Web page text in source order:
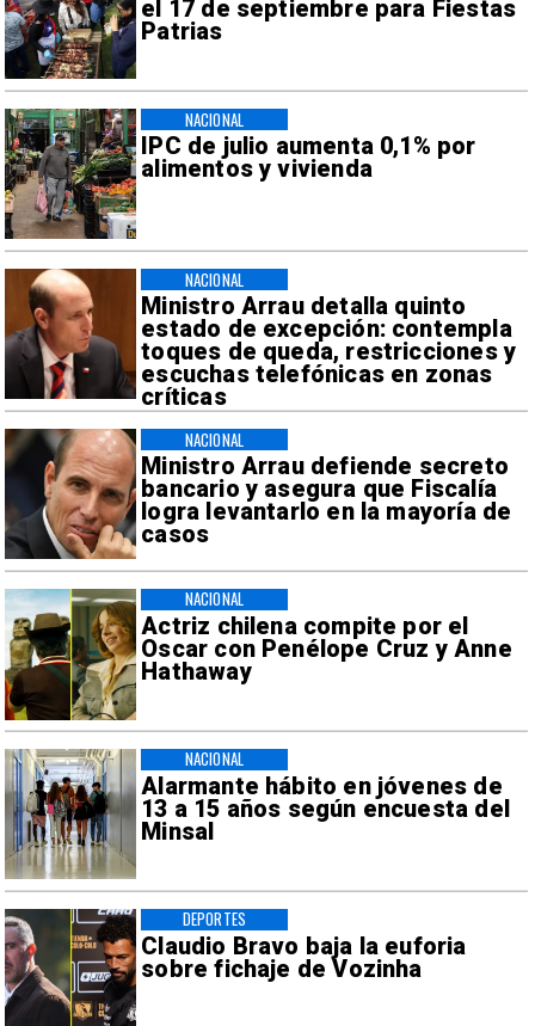
el 17 de septiembre para Fiestas
Patrias
IPC de julio aumenta 0,1% por
alimentos y vivienda
NACIONAL
Ministro Arrau detalla quinto
estado de excepción: contempla
toques de queda, restricciones y
escuchas telefónicas en zonas
críticas
NACIONAL
Ministro Arrau defiende secreto
bancario y asegura que Fiscalía
logra levantarlo en la mayoría de
casos
NACIONAL
Actriz chilena compite por el
Oscar con Penélope Cruz y Anne
Hathaway
NACIONAL
Alarmante hábito en jóvenes de
13 a 15 años según encuesta del
Minsal
NACIONAL
Claudio Bravo baja la euforia
sobre fichaje de Vozinha
DEPORTES